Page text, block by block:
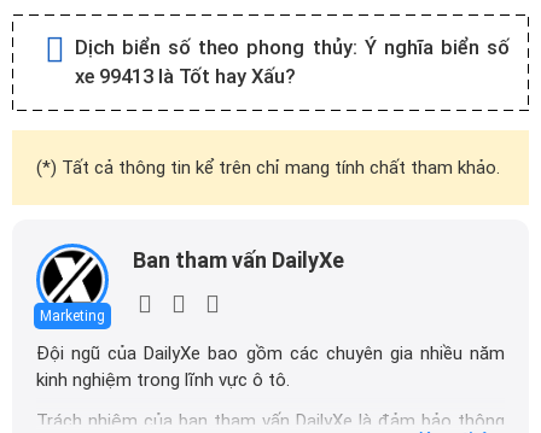
Dịch biển số theo phong thủy: Ý nghĩa biển số
xe 99413 là Tốt hay Xấu?
(*) Tất cả thông tin kể trên chỉ mang tính chất tham khảo.
Marketing
Ban tham vấn DailyXe
Đội ngũ của DailyXe bao gồm các chuyên gia nhiều năm
kinh nghiệm trong lĩnh vực ô tô.
Trách nhiệm của ban tham vấn DailyXe là đảm bảo thông